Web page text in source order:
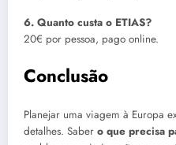
6. Quanto custa o ETIAS?
20€ por pessoa, pago online.
Conclusão
Planejar uma viagem à Europa
detalhes. Saber o que precisa